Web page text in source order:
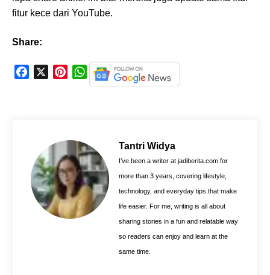
fitur kece dari YouTube.
Share:
k
e
s
t
W
h
A
p
p
Tantri Widya
I’ve been a writer at jadiberita.com for
more than 3 years, covering lifestyle,
technology, and everyday tips that make
life easier. For me, writing is all about
sharing stories in a fun and relatable way
so readers can enjoy and learn at the
same time.